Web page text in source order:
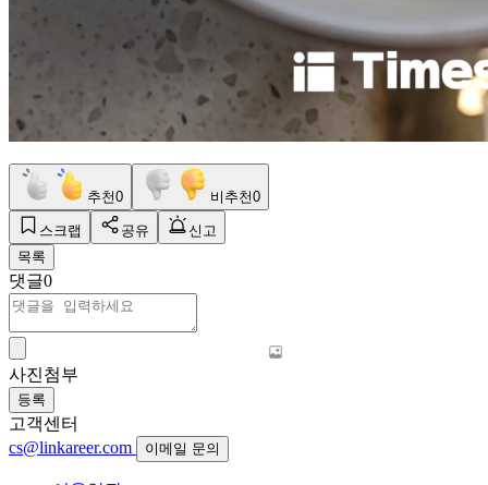
추천0 비추천0
스크랩 공유
신고
목록
댓글0
사진첨부
등록
고객센터
cs@linkareer.com
이메일 문의